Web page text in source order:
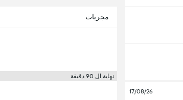
17/08/26
مجريات
نهاية ال 90 دقيقة